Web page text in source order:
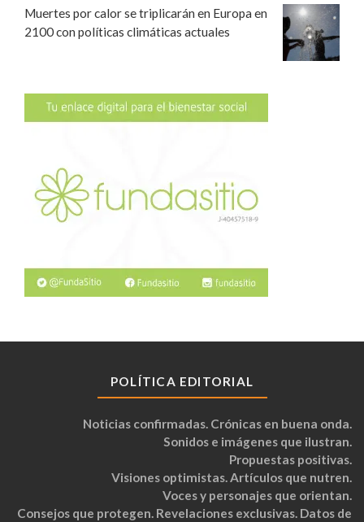
Muertes por calor se triplicarán en Europa en
2100 con políticas climáticas actuales
POLÍTICA EDITORIAL
Noticias confirmadas. Crónicas en buena onda.
Sonidos e imágenes que ilustran.
Propuestas positivas.
Visiones optimistas. Artículos que nutren.
Voces y personajes que orientan.
Consejos que protegen. Revelaciones exclusivas. Datos de